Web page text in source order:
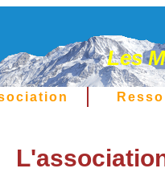
Les